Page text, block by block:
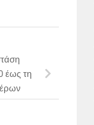
έως τη